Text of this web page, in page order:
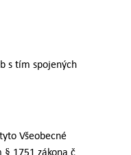
s tím spojených
Všeobecné
1751 zákona č.